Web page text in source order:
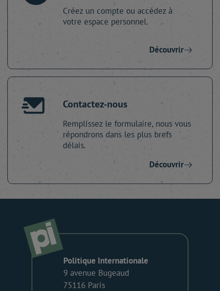
Créez un compte ou accédez à
votre espace personnel.
Découvrir
Contactez-nous
Remplissez le formulaire, nous vous
répondrons dans les plus brefs
délais.
Découvrir
Politique Internationale
9 avenue Bugeaud
75116 Paris